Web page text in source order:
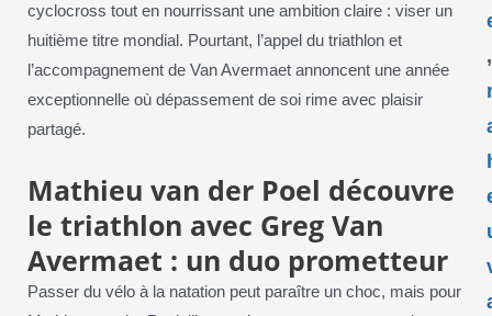
cyclocross tout en nourrissant une ambition claire : viser un
huitième titre mondial. Pourtant, l’appel du triathlon et
l’accompagnement de Van Avermaet annoncent une année
exceptionnelle où dépassement de soi rime avec plaisir
partagé.
Mathieu van der Poel découvre
le triathlon avec Greg Van
Avermaet : un duo prometteur
Passer du vélo à la natation peut paraître un choc, mais pour
,